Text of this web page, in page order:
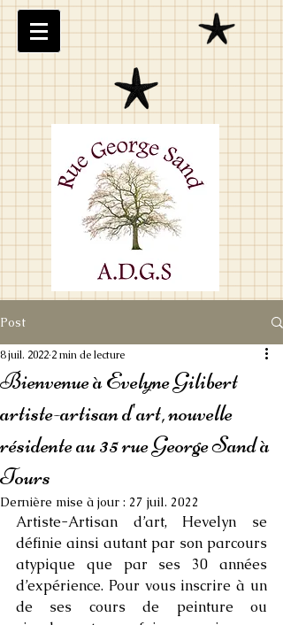
Post
Bienvenue à Evelyne Gilibert
artiste-artisan d'art, nouvelle
résidente au 35 rue George Sand à
Tours
8 juil. 2022 2 min de lecture
Dernière mise à jour : 27 juil. 2022
Artiste-Artisan d’art, Hevelyn se
définie ainsi autant par son parcours
atypique que par ses 30 années
d’expérience. Pour vous inscrire à un
de ses cours de peinture ou